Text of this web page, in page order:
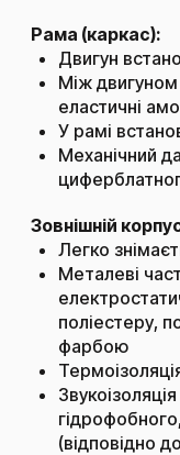
Рама (каркас):
Двигун
Між
еластичні
У рамі
Механічний
Зовнішній
Легко
Металеві
поліестеру,
фарбою
(відповідно